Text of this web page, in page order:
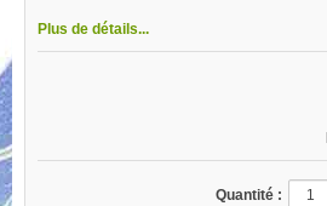
Plus de détails...
Quantité :